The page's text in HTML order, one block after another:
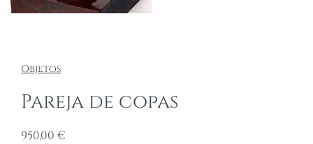
Objetos
Pareja de copas
950,00 €